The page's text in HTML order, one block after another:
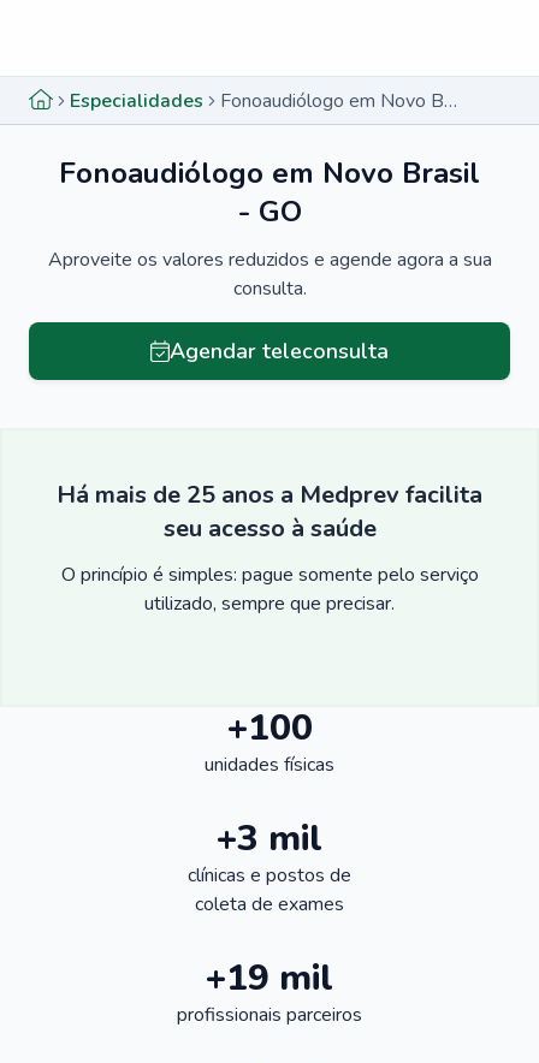
Especialidades Fonoaudiólogo em Novo Brasil - GO
Fonoaudiólogo em Novo Brasil
- GO
Aproveite os valores reduzidos e agende agora a sua
consulta.
Agendar teleconsulta
Há mais de 25 anos a Medprev facilita
seu acesso à saúde
O princípio é simples: pague somente pelo serviço
utilizado, sempre que precisar.
+100
unidades físicas
+3 mil
clínicas e postos de
coleta de exames
+19 mil
profissionais parceiros